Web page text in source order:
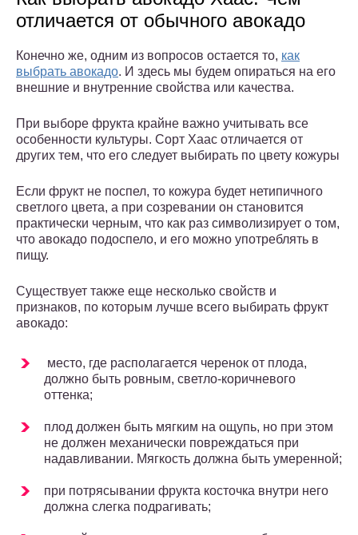
отличается от обычного авокадо
Конечно же, одним из вопросов остается то, как
выбрать авокадо. И здесь мы будем опираться на его
внешние и внутренние свойства или качества.
При выборе фрукта крайне важно учитывать все
особенности культуры. Сорт Хаас отличается от
других тем, что его следует выбирать по цвету кожуры
Если фрукт не поспел, то кожура будет нетипичного
светлого цвета, а при созревании он становится
практически черным, что как раз символизирует о том,
что авокадо подоспело, и его можно употреблять в
пищу.
Существует также еще несколько свойств и
признаков, по которым лучше всего выбирать фрукт
авокадо:
место, где располагается черенок от плода,
должно быть ровным, светло-коричневого
оттенка;
плод должен быть мягким на ощупь, но при этом
не должен механически повреждаться при
надавливании. Мягкость должна быть умеренной;
при потрясывании фрукта косточка внутри него
должна слегка подрагивать;